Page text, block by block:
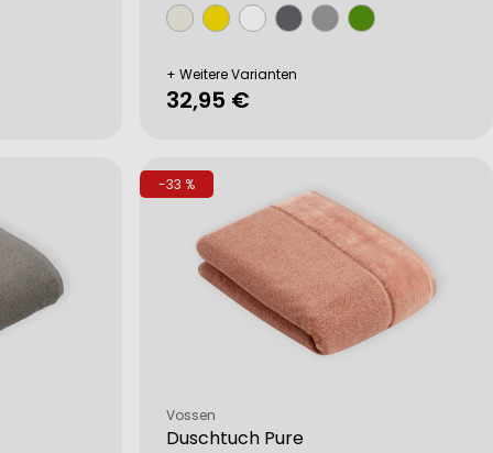
+ Weitere Varianten
Regulärer
32,95 €
-33 %
Duschtuch Pure
Verkäufer:
Vossen